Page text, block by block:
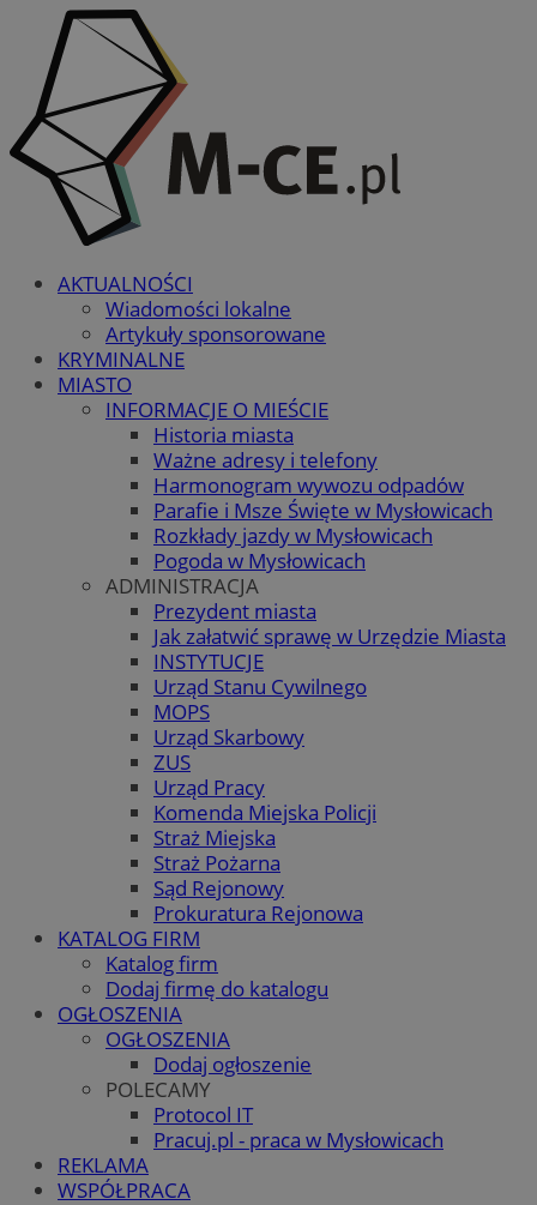
AKTUALNOŚCI
Wiadomości lokalne
Artykuły sponsorowane
KRYMINALNE
MIASTO
INFORMACJE O MIEŚCIE
Historia miasta
Ważne adresy i telefony
Harmonogram wywozu odpadów
Parafie i Msze Święte w Mysłowicach
Rozkłady jazdy w Mysłowicach
Pogoda w Mysłowicach
ADMINISTRACJA
Prezydent miasta
Jak załatwić sprawę w Urzędzie Miasta
INSTYTUCJE
Urząd Stanu Cywilnego
MOPS
Urząd Skarbowy
ZUS
Urząd Pracy
Komenda Miejska Policji
Straż Miejska
Straż Pożarna
Sąd Rejonowy
Prokuratura Rejonowa
KATALOG FIRM
Katalog firm
Dodaj firmę do katalogu
OGŁOSZENIA
OGŁOSZENIA
Dodaj ogłoszenie
POLECAMY
Protocol IT
Pracuj.pl - praca w Mysłowicach
REKLAMA
WSPÓŁPRACA